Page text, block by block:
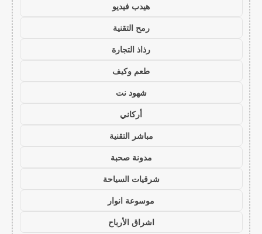
هيدب فيديو
رمح التقنية
رذاذ التجارة
طعم وكيف
شهود نت
أركاني
مباشر التقنية
مدونة صحبة
شرقيات السياحة
موسوعة انوار
اشراق الأرباح